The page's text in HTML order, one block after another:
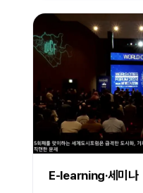
E-learning·세미나